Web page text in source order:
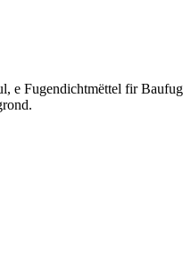
Fugendichtmëttel fir